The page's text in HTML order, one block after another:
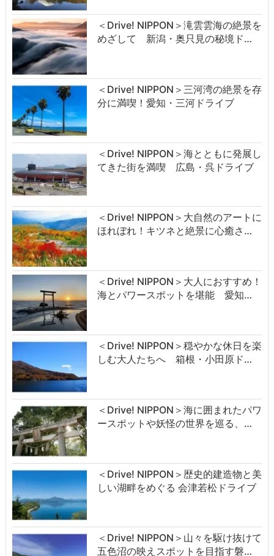
＜Drive! NIPPON＞滝雲雲海の絶景を
めざして 新潟・奥只見の秘境ド…
＜Drive! NIPPON＞三河湾の絶景を存
分に満喫！愛知・三河ドライブ
＜Drive! NIPPON＞海とともに発展し
てきた街を満喫 広島・呉ドライブ
＜Drive! NIPPON＞大自然のアートに
ほれぼれ！キツネと絶景に心癒さ…
＜Drive! NIPPON＞大人におすすめ！
海とパワースポットを堪能 愛知…
＜Drive! NIPPON＞穏やかな休日を楽
しむ大人たちへ 箱根・小田原ド…
＜Drive! NIPPON＞海に囲まれたパワ
ースポットや妖怪の世界を巡る、…
＜Drive! NIPPON＞歴史的建造物と美
しい湖畔をめぐる 会津若松ドライブ
＜Drive! NIPPON＞山々を駆け抜けて
五色沼の映えスポットを目指す磐…